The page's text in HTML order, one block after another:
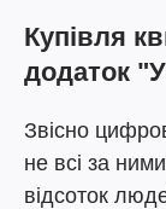
Купівля
додаток
Звісно
не всі за
відсоток